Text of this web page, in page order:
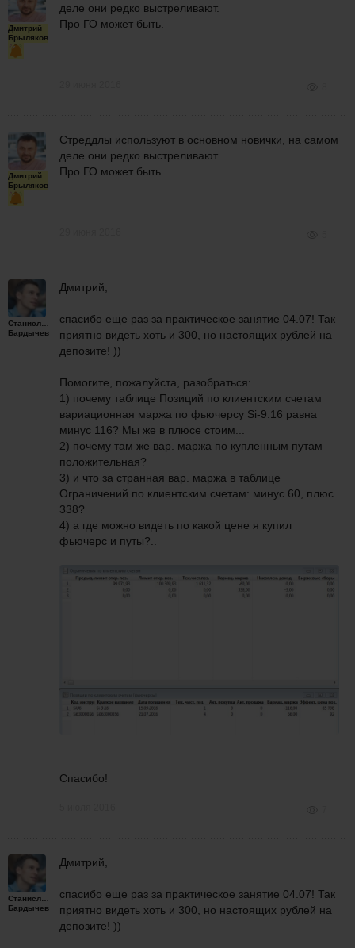
Дмитрий
Брыляков
деле они редко выстреливают.
Про ГО может быть.
Дмитрий
Брыляков
Стреддлы используют в основном новички, на самом
деле они редко выстреливают.
Про ГО может быть.
Станислав
Бардычев
Дмитрий,
спасибо еще раз за практическое занятие 04.07! Так
приятно видеть хоть и 300, но настоящих рублей на
депозите! ))
Помогите, пожалуйста, разобраться:
1) почему таблице Позиций по клиентским счетам
вариационная маржа по фьючерсу Si-9.16 равна
минус 116? Мы же в плюсе стоим...
2) почему там же вар. маржа по купленным путам
положительная?
3) и что за странная вар. маржа в таблице
Ограничений по клиентским счетам: минус 60, плюс
338?
4) а где можно видеть по какой цене я купил
фьючерс и путы?..
Спасибо!
Станислав
Бардычев
Дмитрий,
спасибо еще раз за практическое занятие 04.07! Так
приятно видеть хоть и 300, но настоящих рублей на
депозите! ))